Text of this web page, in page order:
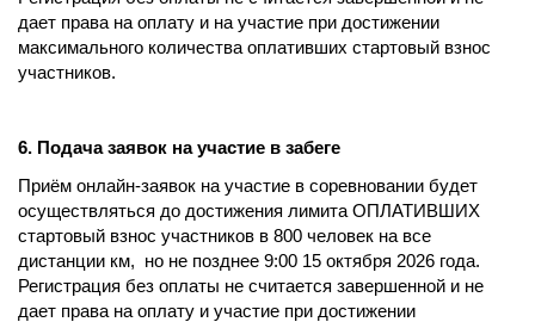
дает права на оплату и на участие при достижении
максимального количества оплативших стартовый взнос
участников.
6. Подача заявок на участие в забеге
Приём онлайн-заявок на участие в соревновании будет
осуществляться до достижения лимита ОПЛАТИВШИХ
стартовый взнос участников в 800 человек на все
дистанции км, но не позднее 9:00 15 октября 2026 года.
Регистрация без оплаты не считается завершенной и не
дает права на оплату и участие при достижении